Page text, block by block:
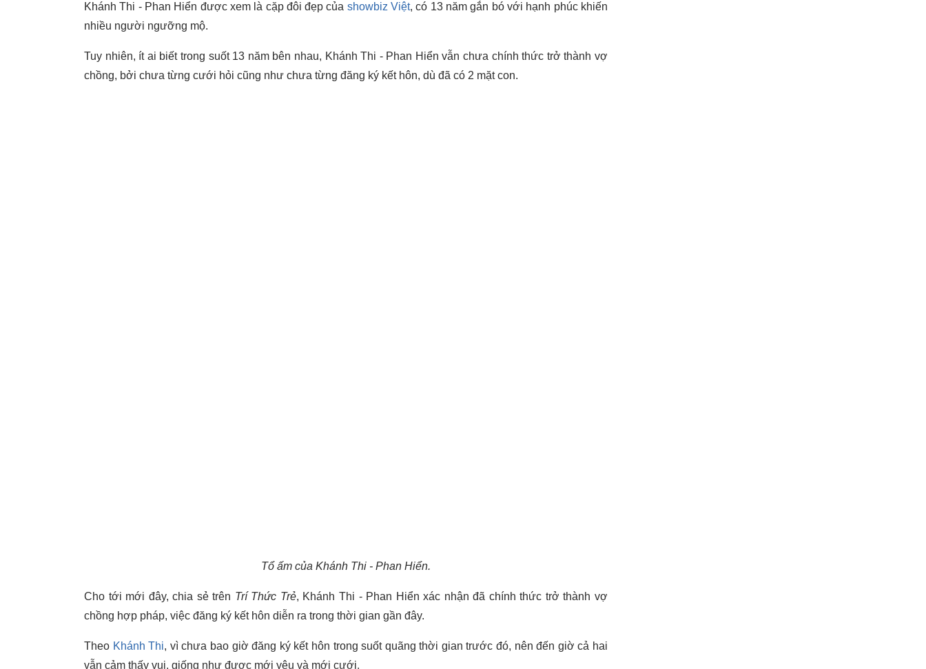
Khánh Thi - Phan Hiển được xem là cặp đôi đẹp của showbiz Việt, có 13 năm gắn bó với hạnh phúc khiến
nhiều người ngưỡng mộ.
Tuy nhiên, ít ai biết trong suốt 13 năm bên nhau, Khánh Thi - Phan Hiển vẫn chưa chính thức trở thành vợ
chồng, bởi chưa từng cưới hỏi cũng như chưa từng đăng ký kết hôn, dù đã có 2 mặt con.
Tổ ấm của Khánh Thi - Phan Hiển.
Cho tới mới đây, chia sẻ trên Trí Thức Trẻ, Khánh Thi - Phan Hiển xác nhận đã chính thức trở thành vợ
chồng hợp pháp, việc đăng ký kết hôn diễn ra trong thời gian gần đây.
Theo Khánh Thi, vì chưa bao giờ đăng ký kết hôn trong suốt quãng thời gian trước đó, nên đến giờ cả hai
vẫn cảm thấy vui, giống như được mới yêu và mới cưới.